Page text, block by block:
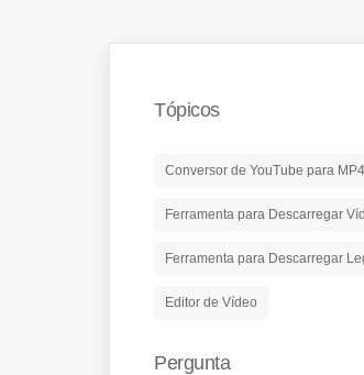
Tópicos
Conversor de YouTube para MP4
Ferramenta para Descarregar
Ferramenta para Descarregar
Editor de Vídeo
Pergunta